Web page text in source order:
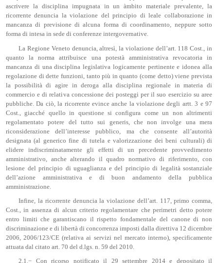
ascrivere la disciplina impugnata in un àmbito materiale prevalente, la
ricorrente denuncia la violazione del principio di leale collaborazione in
mancanza di previsione di alcuna forma di coordinamento, neppure sotto
forma di intesa in sede di conferenze intergovernative.
La Regione Veneto denuncia, altresì, la violazione dell’art. 118 Cost., in
quanto la norma attribuisce una potestà amministrativa revocatoria in
mancanza di una disciplina legislativa logicamente pertinente e idonea alla
regolazione di dette funzioni, tanto più in quanto (come detto) viene prevista
la possibilità di agire in deroga alla disciplina regionale in materia di
commercio e di relativa concessione dei posteggi per il suo esercizio su aree
pubbliche. Da ciò, la ricorrente evince anche la violazione degli artt. 3 e 97
Cost., giacché quello in questione si configura come un non altrimenti
regolamentato potere del tutto sui generis, che non involge una mera
riconsiderazione dell’interesse pubblico, ma che consente all’autorità
designata (al generico fine di tutela e valorizzazione dei beni culturali) di
elidere indiscriminatamente gli effetti di un precedente provvedimento
amministrativo, anche alterando il quadro normativo di riferimento, con
lesione del principio di uguaglianza e del principio di legalità sostanziale
dell’azione amministrativa e di buon andamento della pubblica
amministrazione.
Infine, la ricorrente denuncia la violazione dell’art. 117, primo comma,
Cost., in assenza di alcun criterio regolamentare che perimetri detto potere
entro limiti che garantiscano il rispetto fondamentale del canone di non
discriminazione e di libertà di concorrenza imposti dalla direttiva 12 dicembre
2006, 2006/123/CE (relativa ai servizi nel mercato interno), specificamente
attuata dal citato art. 70 del d.lgs. n. 59 del 2010.
2.1.− Con ricorso notificato il 29 settembre 2014 e depositato il